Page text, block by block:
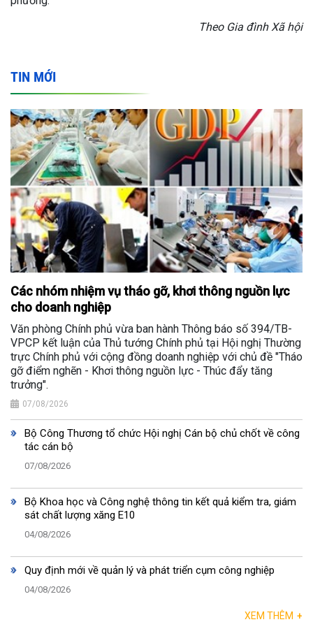
Theo Gia đình Xã hội
TIN MỚI
Các nhóm nhiệm vụ tháo gỡ, khơi thông nguồn lực
cho doanh nghiệp
Văn phòng Chính phủ vừa ban hành Thông báo số 394/TB-
VPCP kết luận của Thủ tướng Chính phủ tại Hội nghị Thường
trực Chính phủ với cộng đồng doanh nghiệp với chủ đề "Tháo
gỡ điểm nghẽn - Khơi thông nguồn lực - Thúc đẩy tăng
trưởng".
07/08/2026
Bộ Công Thương tổ chức Hội nghị Cán bộ chủ chốt về công
tác cán bộ
07/08/2026
Bộ Khoa học và Công nghệ thông tin kết quả kiểm tra, giám
sát chất lượng xăng E10
04/08/2026
Quy định mới về quản lý và phát triển cụm công nghiệp
04/08/2026
XEM THÊM +